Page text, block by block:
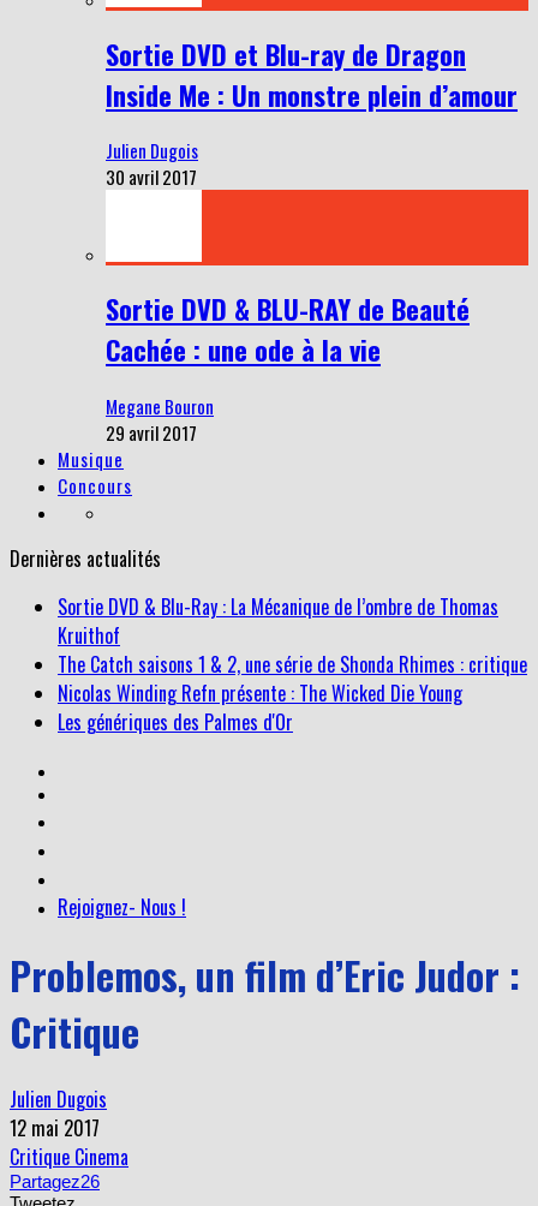
Sortie DVD et Blu-ray de Dragon
Inside Me : Un monstre plein d’amour
Julien Dugois
30 avril 2017
Sortie DVD & BLU-RAY de Beauté
Cachée : une ode à la vie
Megane Bouron
29 avril 2017
Musique
Concours
Dernières actualités
Sortie DVD & Blu-Ray : La Mécanique de l’ombre de Thomas
Kruithof
The Catch saisons 1 & 2, une série de Shonda Rhimes : critique
Nicolas Winding Refn présente : The Wicked Die Young
Les génériques des Palmes d'Or
Rejoignez- Nous !
Problemos, un film d’Eric Judor :
Critique
Julien Dugois
12 mai 2017
Critique Cinema
Partagez26